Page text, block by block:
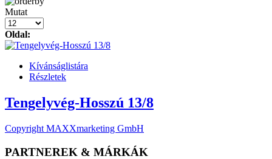
Mutat
Oldal:
Kívánságlistára
Részletek
Tengelyvég-Hosszú 13/8
Copyright MAXXmarketing GmbH
PARTNEREK & MÁRKÁK